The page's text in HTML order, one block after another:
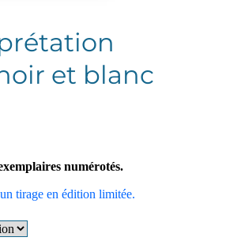
et blanc
numérotés.
tirage en édition limitée.